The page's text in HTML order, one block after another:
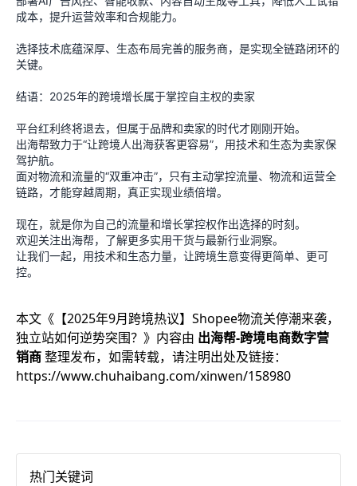
成本，提升运营效率和合规能力。
选择技术底蕴深厚、生态布局完善的服务商，是实现全链路闭环的
关键。
结语：2025年的跨境增长属于掌控自主权的卖家
平台红利终将退去，但属于品牌和卖家的时代才刚刚开始。
出海帮致力于“让跨境人出海获客更容易”，用技术和生态为卖家保
驾护航。
面对物流和流量的“双重冲击”，只有主动掌控流量、物流和运营全
链路，才能穿越周期，真正实现业绩倍增。
现在，就是你为自己的流量和增长掌控权作出选择的时刻。
欢迎关注出海帮，了解更多实用干货与最新行业洞察。
让我们一起，用技术和生态力量，让跨境生意变得更简单、更可
控。
本文《 【2025年9月跨境热议】Shopee物流关停潮来袭，
独立站如何逆势突围？ 》内容由 出海帮-跨境电商数字营
销商整理发布，如需转载，请注明出处及链接：
https://www.chuhaibang.com/xinwen/158980
热门关键词